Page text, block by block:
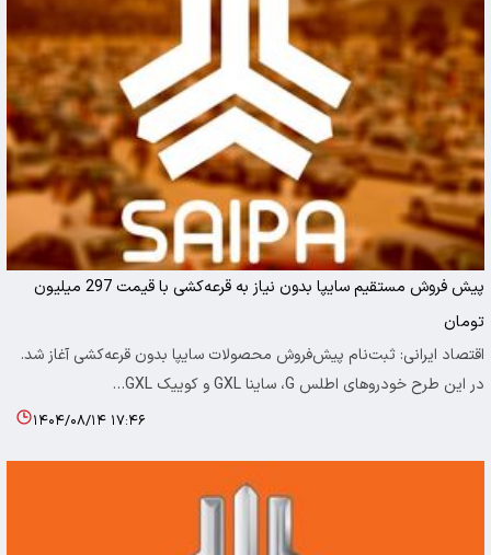
پیش فروش مستقیم سایپا بدون نیاز به قرعه‌کشی با قیمت 297 میلیون
تومان
اقتصاد ایرانی: ثبت‌نام پیش‌فروش محصولات سایپا بدون قرعه‌کشی آغاز شد.
در این طرح خودروهای اطلس G، ساینا GXL و کوییک GXL…
۱۴۰۴/۰۸/۱۴ ۱۷:۴۶